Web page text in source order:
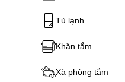
Tủ lạnh
Khăn tắm
Xà phòng tắm